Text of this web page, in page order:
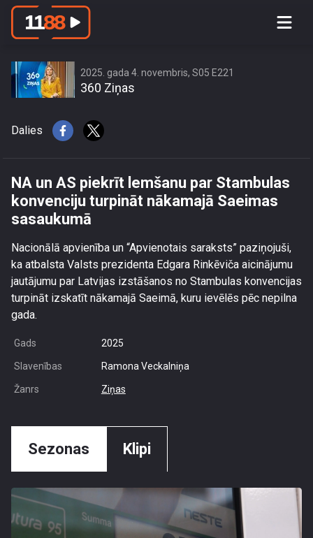
NA un AS piekrīt lemšanu par
nākamajā Saeimas sasaukumā
2025. gada 4. novembris, S05 E221
360 Ziņas
Dalies
NA un AS piekrīt lemšanu par Stambulas
konvenciju turpināt nākamajā Saeimas
sasaukumā
Nacionālā apvienība un “Apvienotais saraksts” paziņojuši,
ka atbalsta Valsts prezidenta Edgara Rinkēviča aicinājumu
jautājumu par Latvijas izstāšanos no Stambulas konvencijas
turpināt izskatīt nākamajā Saeimā, kuru ievēlēs pēc nepilna
gada.
Gads 2025
Slavenības Ramona Veckalniņa
Žanrs Ziņas
Sezonas Klipi